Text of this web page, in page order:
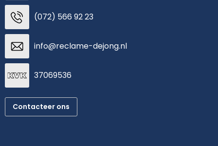
(072) 566 92 23
info@reclame-dejong.nl
37069536
Contacteer ons